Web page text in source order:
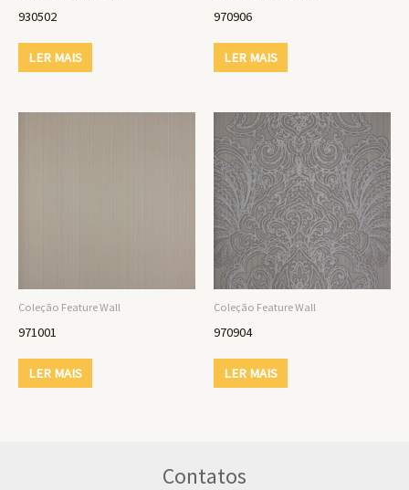
930502
LER MAIS
970906
LER MAIS
Coleção Feature Wall
971001
LER MAIS
Coleção Feature Wall
970904
LER MAIS
Contatos